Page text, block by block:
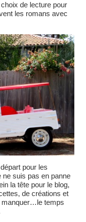
de lecture pour
les romans avec
pour les
suis pas en panne
la tête pour le blog,
de créations et
manquer…le temps